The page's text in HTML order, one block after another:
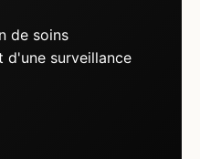
de soins
d'une surveillance